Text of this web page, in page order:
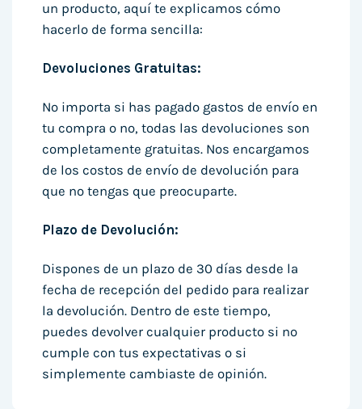
un producto, aquí te explicamos cómo
hacerlo de forma sencilla:
Devoluciones Gratuitas:
No importa si has pagado gastos de envío en
tu compra o no, todas las devoluciones son
completamente gratuitas. Nos encargamos
de los costos de envío de devolución para
que no tengas que preocuparte.
Plazo de Devolución:
Dispones de un plazo de 30 días desde la
fecha de recepción del pedido para realizar
la devolución. Dentro de este tiempo,
puedes devolver cualquier producto si no
cumple con tus expectativas o si
simplemente cambiaste de opinión.